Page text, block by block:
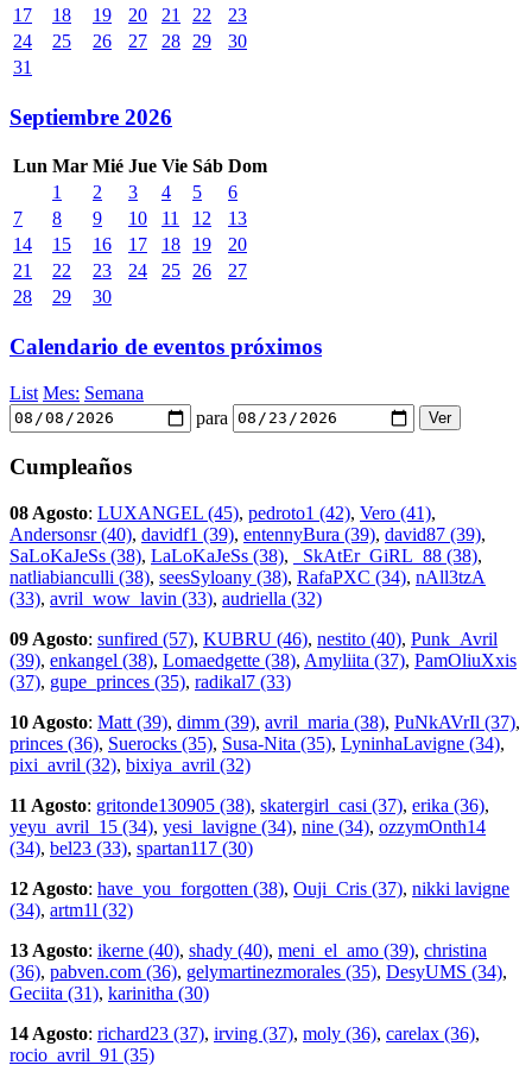
17
18 19 20 21 22
23
24
25 26 27 28 29
30
31
Septiembre 2026
Lun Mar Mié Jue Vie Sáb Dom
1
2 3 4 5
6
7
8 9 10 11 12
13
14
15 16 17 18 19
20
21
22 23 24 25 26
27
28
29 30
Calendario de eventos próximos
List Mes: Semana
para
Cumpleaños
08 Agosto: LUXANGEL (45), pedroto1 (42), Vero (41),
Andersonsr (40), davidf1 (39), entennyBura (39), david87 (39),
SaLoKaJeSs (38), LaLoKaJeSs (38), _SkAtEr_GiRL_88 (38),
natliabianculli (38), seesSyloany (38), RafaPXC (34), nAll3tzA
(33), avril_wow_lavin (33), audriella (32)
09 Agosto: sunfired (57), KUBRU (46), nestito (40), Punk_Avril
(39), enkangel (38), Lomaedgette (38), Amyliita (37), PamOliuXxis
(37), gupe_princes (35), radikal7 (33)
10 Agosto: Matt (39), dimm (39), avril_maria (38), PuNkAVrIl (37),
princes (36), Suerocks (35), Susa-Nita (35), LyninhaLavigne (34),
pixi_avril (32), bixiya_avril (32)
11 Agosto: gritonde130905 (38), skatergirl_casi (37), erika (36),
yeyu_avril_15 (34), yesi_lavigne (34), nine (34), ozzymOnth14
(34), bel23 (33), spartan117 (30)
12 Agosto: have_you_forgotten (38), Ouji_Cris (37), nikki lavigne
(34), artm1l (32)
13 Agosto: ikerne (40), shady (40), meni_el_amo (39), christina
(36), pabven.com (36), gelymartinezmorales (35), DesyUMS (34),
Geciita (31), karinitha (30)
14 Agosto: richard23 (37), irving (37), moly (36), carelax (36),
rocio_avril_91 (35)